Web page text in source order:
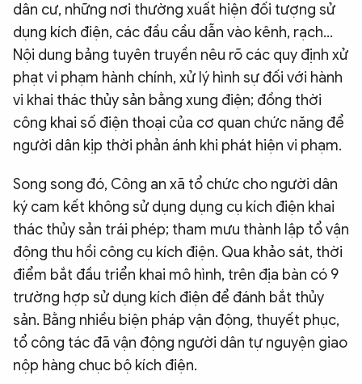
dân cư, những nơi thường xuất hiện đối tượng sử
dụng kích điện, các đầu cầu dẫn vào kênh, rạch…
Nội dung bảng tuyên truyền nêu rõ các quy định xử
phạt vi phạm hành chính, xử lý hình sự đối với hành
vi khai thác thủy sản bằng xung điện; đồng thời
công khai số điện thoại của cơ quan chức năng để
người dân kịp thời phản ánh khi phát hiện vi phạm.
Song song đó, Công an xã tổ chức cho người dân
ký cam kết không sử dụng dụng cụ kích điện khai
thác thủy sản trái phép; tham mưu thành lập tổ vận
động thu hồi công cụ kích điện. Qua khảo sát, thời
điểm bắt đầu triển khai mô hình, trên địa bàn có 9
trường hợp sử dụng kích điện để đánh bắt thủy
sản. Bằng nhiều biện pháp vận động, thuyết phục,
tổ công tác đã vận động người dân tự nguyện giao
nộp hàng chục bộ kích điện.